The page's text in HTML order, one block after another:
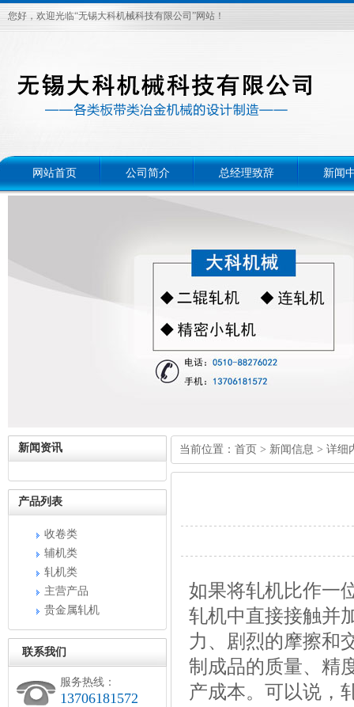
您好，欢迎光临“无锡大科机械科技有限公司”网站！
网站首页 公司简介 总经理致辞 新闻
新闻资讯
产品列表
收卷类
辅机类
轧机类
主营产品
贵金属轧机
联系我们
服务热线：
13706181572
当前位置： 首页 > 新闻信息 > 详细
如果将轧机比作一
轧机中直接接触并
力、剧烈的摩擦和
制成品的质量、精
产成本。可以说，